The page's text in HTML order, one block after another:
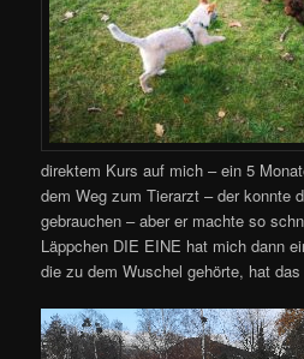
direktem Kurs auf mich – ein 5
dem Weg zum Tierarzt – der konnte
gebrauchen – aber er machte so
Läppchen DIE EINE hat mich dann
die zu dem Wuschel gehörte, hat
Video-
Player